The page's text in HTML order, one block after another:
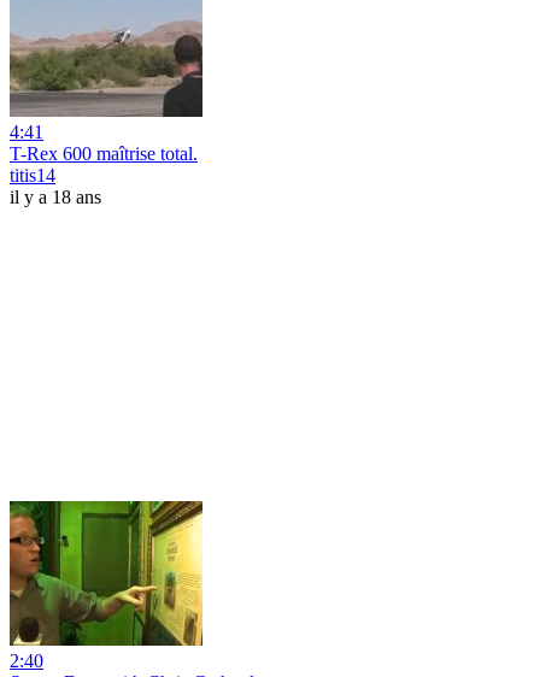
4:41
T-Rex 600 maîtrise total.
titis14
il y a 18 ans
2:40